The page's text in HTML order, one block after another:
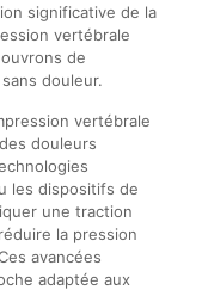
significative de la
vertébrale
de
douleur.
vertébrale
douleurs
les dispositifs de
une traction
la pression
avancées
adaptée aux